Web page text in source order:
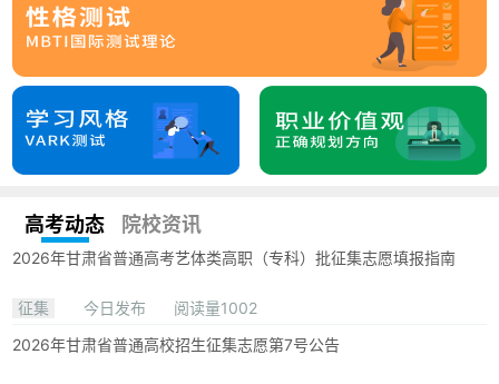
高考动态 院校资讯
2026年甘肃省普通高考艺体类高职（专科）批征集志愿填报指南
征集 今日发布
阅读量1002
2026年甘肃省普通高校招生征集志愿第7号公告